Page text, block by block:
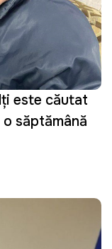
este căutat
săptămână